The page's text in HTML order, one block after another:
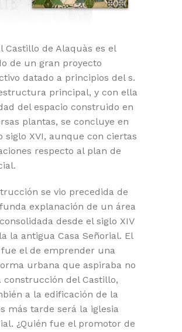
Castillo de Alaquàs es el
de un gran proyecto
datado a principios del s.
principal, y con ella
del espacio construido en
plantas, se concluye en
siglo XVI, aunque con ciertas
respecto al plan de
se vio precedida de
explanación de un área
desde el siglo XIV
la antigua Casa Señorial. El
el de emprender una
urbana que aspiraba no
construcción del Castillo,
a la edificación de la
más tarde será la iglesia
¿Quién fue el promotor de